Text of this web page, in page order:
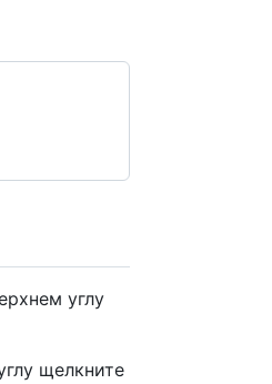
углу
щелкните